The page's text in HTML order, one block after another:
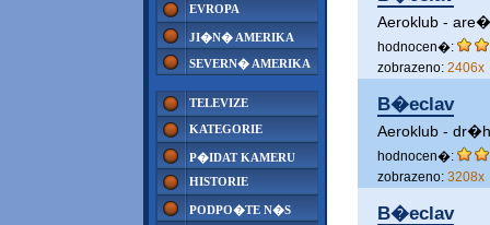
EVROPA
JI�N� AMERIKA
SEVERN� AMERIKA
TELEVIZE
KATEGORIE
P�IDAT KAMERU
HISTORIE
PODPO�TE N�S
Aeroklub -
hodnocen�:
zobrazeno: 2406x
B�eclav
Aeroklub -
hodnocen�:
zobrazeno: 3208x
B�eclav